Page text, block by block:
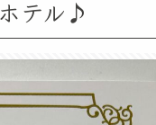
テル♪